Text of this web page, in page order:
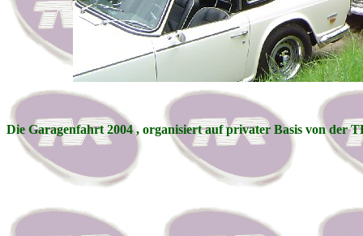
Die Garagenfahrt 2004 , organisiert auf privater Basis von der